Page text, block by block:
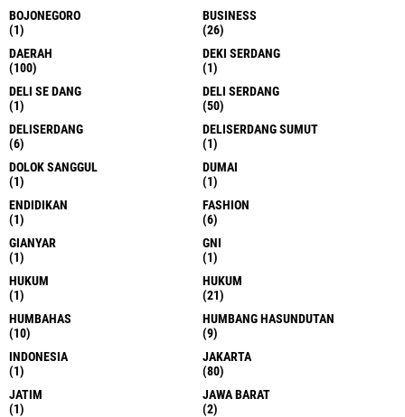
BOJONEGORO
(1)
BUSINESS
(26)
DAERAH
(100)
DEKI SERDANG
(1)
DELI SE DANG
(1)
DELI SERDANG
(50)
DELISERDANG
(6)
DELISERDANG SUMUT
(1)
DOLOK SANGGUL
(1)
DUMAI
(1)
ENDIDIKAN
(1)
FASHION
(6)
GIANYAR
(1)
GNI
(1)
HUKUM
(1)
HUKUM
(21)
HUMBAHAS
(10)
HUMBANG HASUNDUTAN
(9)
INDONESIA
(1)
JAKARTA
(80)
JATIM
(1)
JAWA BARAT
(2)